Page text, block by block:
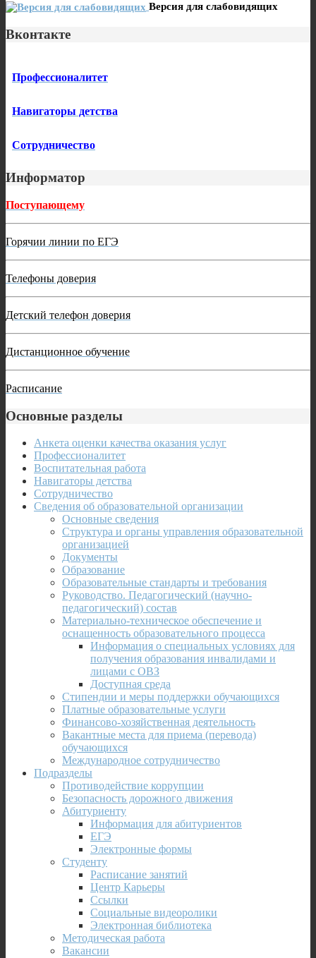
Версия для слабовидящих
Вконтакте
Профессионалитет
Навигаторы детства
Сотрудничество
Информатор
Поступающему
Горячии линии по ЕГЭ
Телефоны доверия
Детский телефон доверия
Дистанционное обучение
Расписание
Основные разделы
Анкета оценки качества оказания услуг
Профессионалитет
Воспитательная работа
Навигаторы детства
Сотрудничество
Сведения об образовательной организации
Основные сведения
Структура и органы управления образовательной
организацией
Документы
Образование
Образовательные стандарты и требования
Руководство. Педагогический (научно-
педагогический) состав
Материально-техническое обеспечение и
оснащенность образовательного процесса
Информация о специальных условиях для
получения образования инвалидами и
лицами с ОВЗ
Доступная среда
Стипендии и меры поддержки обучающихся
Платные образовательные услуги
Финансово-хозяйственная деятельность
Вакантные места для приема (перевода)
обучающихся
Международное сотрудничество
Подразделы
Противодействие коррупции
Безопасность дорожного движения
Абитуриенту
Информация для абитуриентов
ЕГЭ
Электронные формы
Студенту
Расписание занятий
Центр Карьеры
Ссылки
Социальные видеоролики
Электронная библиотека
Методическая работа
Вакансии